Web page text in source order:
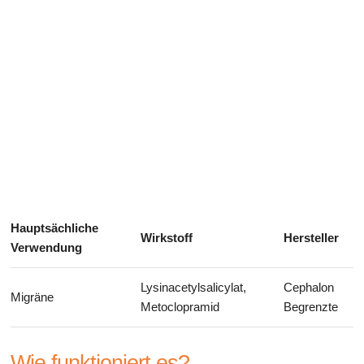
Hauptsächliche
Verwendung
Wirkstoff Hersteller
Migräne
Lysinacetylsalicylat,
Metoclopramid
Cephalon
Begrenzte